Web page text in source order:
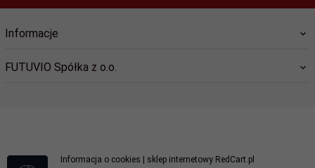
Informacje
FUTUVIO Spółka z o.o.
Informacja o cookies sklep internetowy RedCart.pl